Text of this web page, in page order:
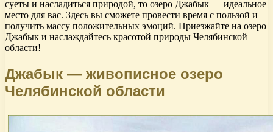
суеты и насладиться природой, то озеро Джабык — идеальное
место для вас. Здесь вы сможете провести время с пользой и
получить массу положительных эмоций. Приезжайте на озеро
Джабык и наслаждайтесь красотой природы Челябинской
области!
Джабык — живописное озеро
Челябинской области